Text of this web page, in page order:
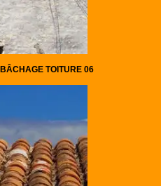
TOITURE 06